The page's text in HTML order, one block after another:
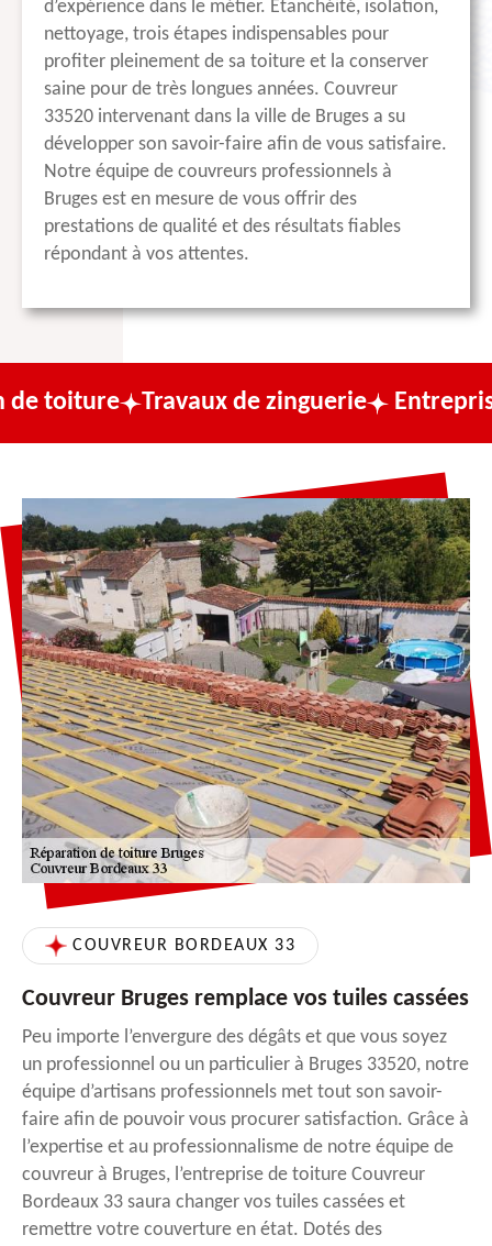
d’expérience dans le métier. Étanchéité, isolation,
nettoyage, trois étapes indispensables pour
profiter pleinement de sa toiture et la conserver
saine pour de très longues années. Couvreur
33520 intervenant dans la ville de Bruges a su
développer son savoir-faire afin de vous satisfaire.
Notre équipe de couvreurs professionnels à
Bruges est en mesure de vous offrir des
prestations de qualité et des résultats fiables
répondant à vos attentes.
Travaux de zinguerie Entreprise de
COUVREUR BORDEAUX 33
Couvreur Bruges remplace vos tuiles cassées
Peu importe l’envergure des dégâts et que vous soyez
un professionnel ou un particulier à Bruges 33520, notre
équipe d’artisans professionnels met tout son savoir-
faire afin de pouvoir vous procurer satisfaction. Grâce à
l’expertise et au professionnalisme de notre équipe de
couvreur à Bruges, l’entreprise de toiture Couvreur
Bordeaux 33 saura changer vos tuiles cassées et
remettre votre couverture en état. Dotés des